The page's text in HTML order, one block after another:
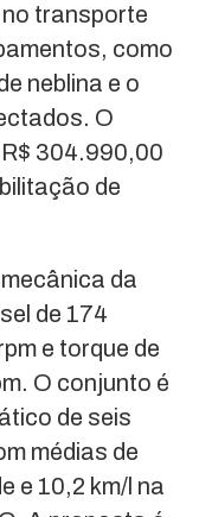
transporte
como
neblina e o
O
304.990,00
de
da
de 174
e torque de
O conjunto é
de seis
médias de
e 10,2 km/l na